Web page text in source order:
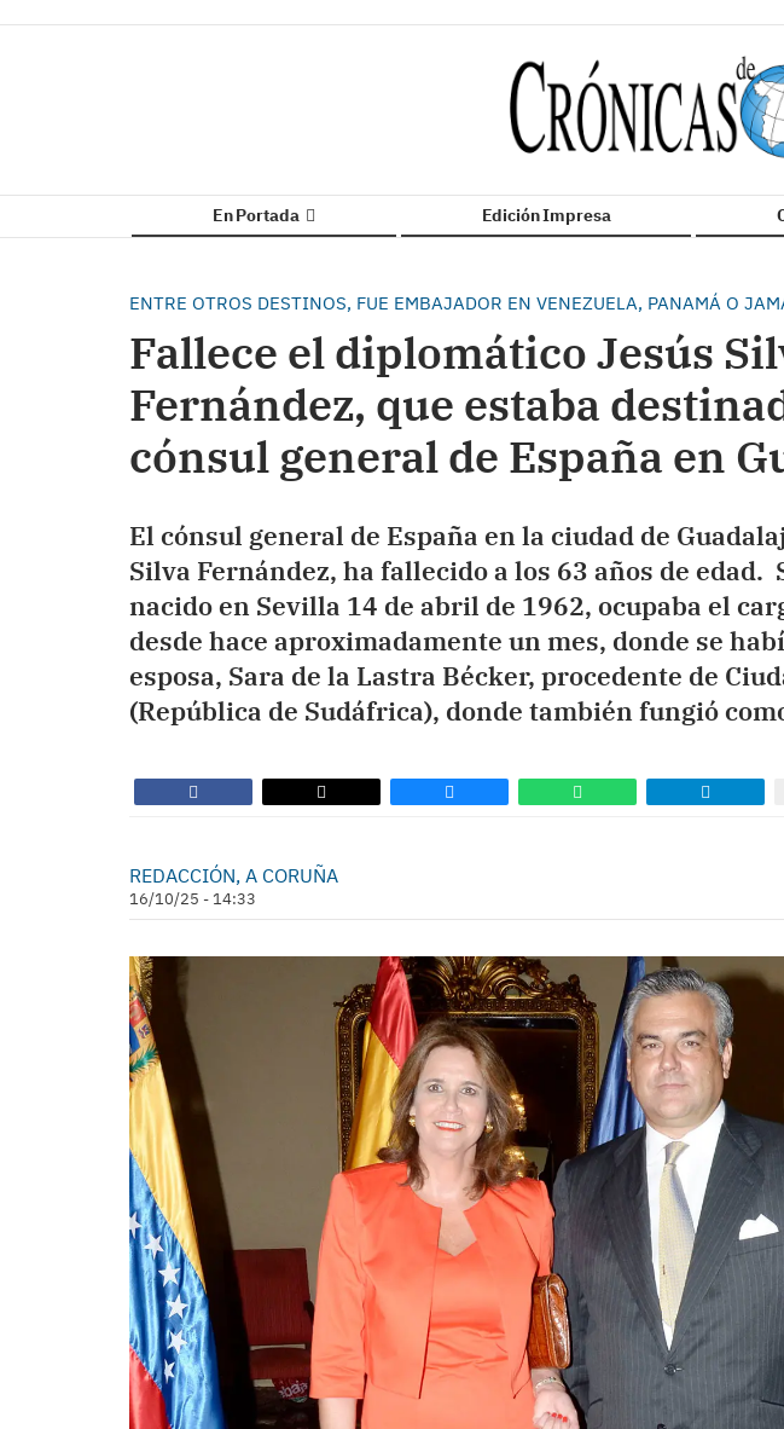
En Portada Edición Impresa
ENTRE OTROS DESTINOS, FUE EMBAJADOR EN VENEZUELA, PANAMÁ O
Fallece el diplomático Jesús
Fernández, que estaba
cónsul general de España en
El cónsul general de España en la ciudad de
Silva Fernández, ha fallecido a los 63 años de edad.
nacido en Sevilla 14 de abril de 1962, ocupaba el
desde hace aproximadamente un mes, donde se
esposa, Sara de la Lastra Bécker, procedente de
(República de Sudáfrica), donde también fungió
REDACCIÓN, A CORUÑA
16/10/25 - 14:33